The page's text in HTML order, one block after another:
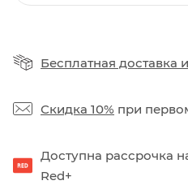
Бесплатная доставка и
Скидка 10% при
Доступна рассрочка
Red+